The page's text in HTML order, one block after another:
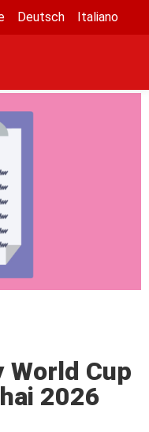
Deutsch Italiano
World Cup
2026